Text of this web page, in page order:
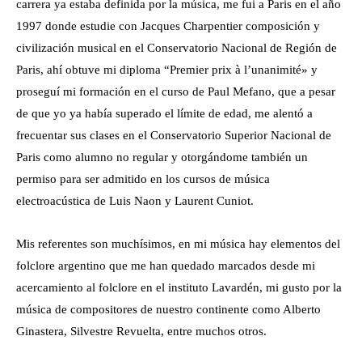
carrera ya estaba definida por la música, me fui a Paris en el año
1997 donde estudie con Jacques Charpentier composición y
civilización musical en el Conservatorio Nacional de Región de
Paris, ahí obtuve mi diploma “Premier prix à l’unanimité» y
proseguí mi formación en el curso de Paul Mefano, que a pesar
de que yo ya había superado el límite de edad, me alentó a
frecuentar sus clases en el Conservatorio Superior Nacional de
Paris como alumno no regular y otorgándome también un
permiso para ser admitido en los cursos de música
electroacústica de Luis Naon y Laurent Cuniot.
Mis referentes son muchísimos, en mi música hay elementos del
folclore argentino que me han quedado marcados desde mi
acercamiento al folclore en el instituto Lavardén, mi gusto por la
música de compositores de nuestro continente como Alberto
Ginastera, Silvestre Revuelta, entre muchos otros.